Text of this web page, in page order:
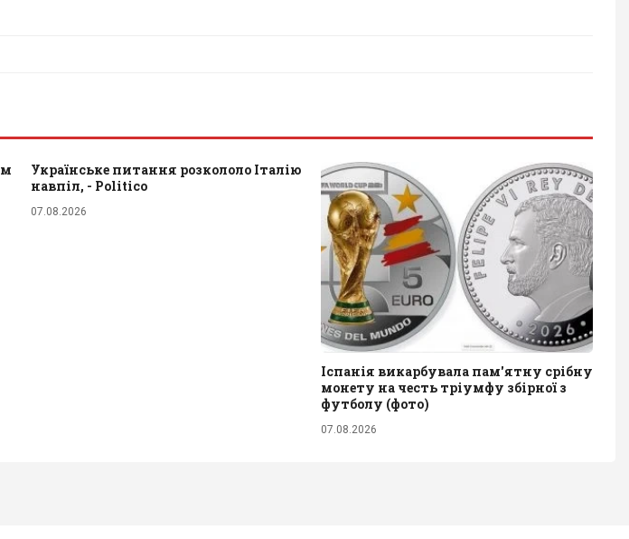
Українське питання розкололо Італію
навпіл, - Politico
07.08.2026
Іспанія викарбувала пам'ятну срібну
монету на честь тріумфу збірної з
футболу (фото)
07.08.2026